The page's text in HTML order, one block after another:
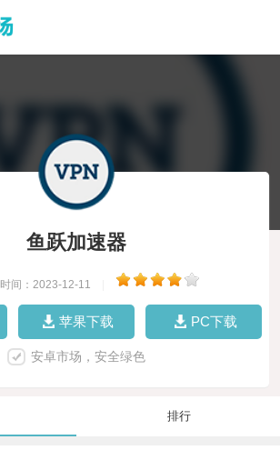
鱼跃加速器
时间：2023-12-11
苹果下载 PC下载
安卓市场，安全绿色
排行